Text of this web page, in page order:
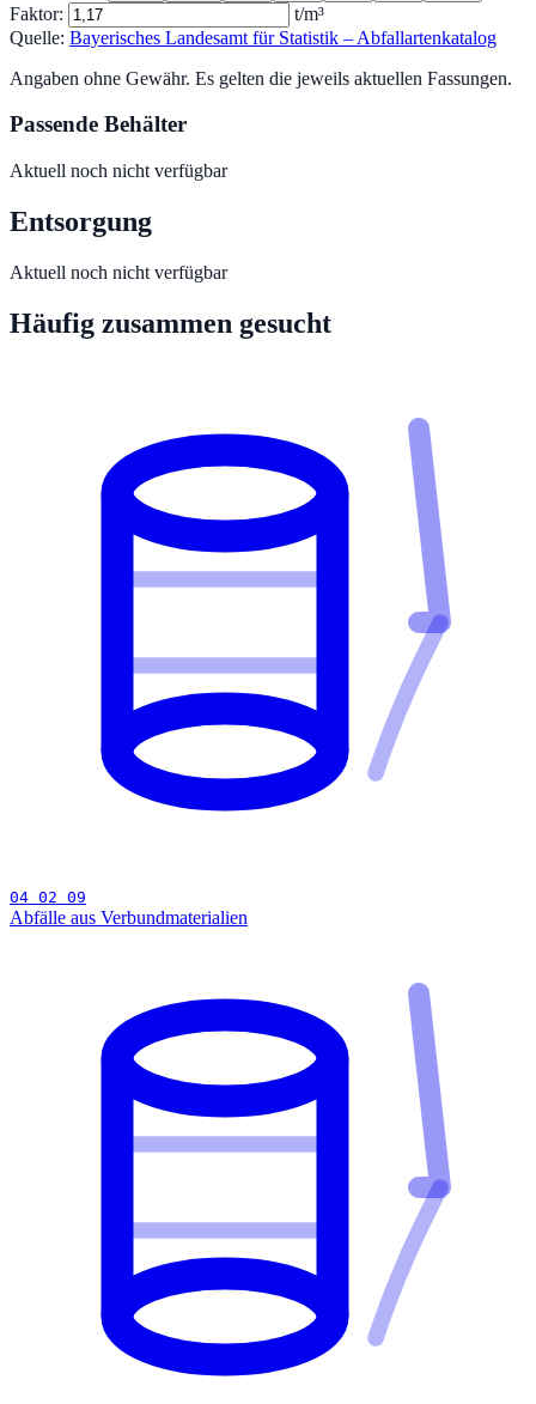
Faktor:
t/m³
Quelle: Bayerisches Landesamt für Statistik – Abfallartenkatalog
Angaben ohne Gewähr. Es gelten die jeweils aktuellen Fassungen.
Passende Behälter
Aktuell noch nicht verfügbar
Entsorgung
Aktuell noch nicht verfügbar
Häufig zusammen gesucht
04 02 09
Abfälle aus Verbundmaterialien